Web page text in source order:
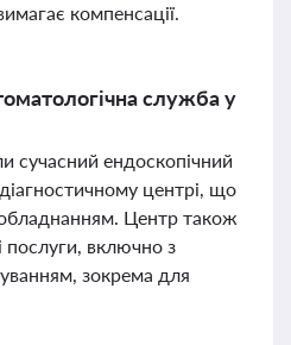
компенсації.
служба у
сучасний ендоскопічний
центрі, що
Центр також
послуги, включно з
зокрема для